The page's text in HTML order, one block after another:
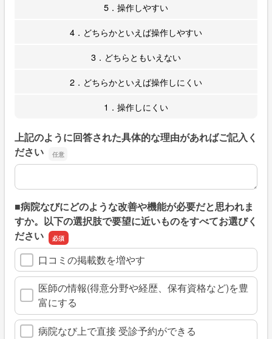
5．操作しやすい
4．どちらかといえば操作しやすい
3．どちらともいえない
2．どちらかといえば操作しにくい
1．操作しにくい
上記のように回答された具体的な理由があればご記入く
ださい
上記のように回答された具体的な理由があればご記入くだ
■病院なびにどのような改善や機能が必要だと思われま
すか。以下の選択肢で要望に近いものをすべてお選びく
ださい
口コミの掲載数を増やす
医師の情報(得意分野や経歴、保有資格など)を豊
富にする
病院なび上で直接 受診予約ができる